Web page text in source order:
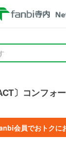
〕コンフ
会員でおトクに